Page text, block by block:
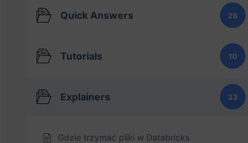
Quick Answers 26
Tutorials 10
Explainers 33
Gdzie trzymać pliki w Databricks